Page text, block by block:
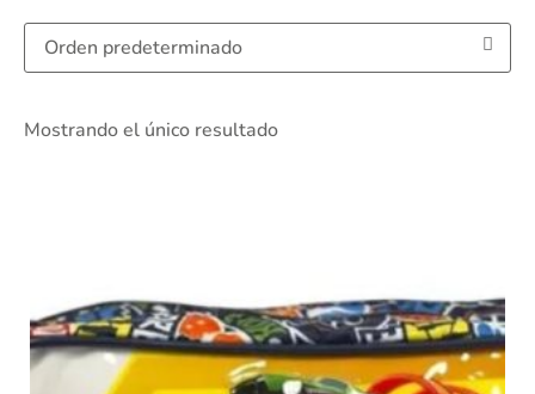
Mostrando el único resultado